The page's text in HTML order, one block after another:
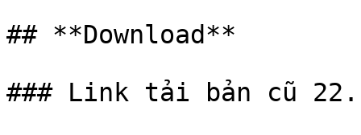
## **Download**
### Link tải bản cũ